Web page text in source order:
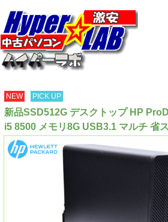
NEW PICK UP
新品SSD512G デスクトップ HP
i5 8500 メモリ8G USB3.1 マルチ 省